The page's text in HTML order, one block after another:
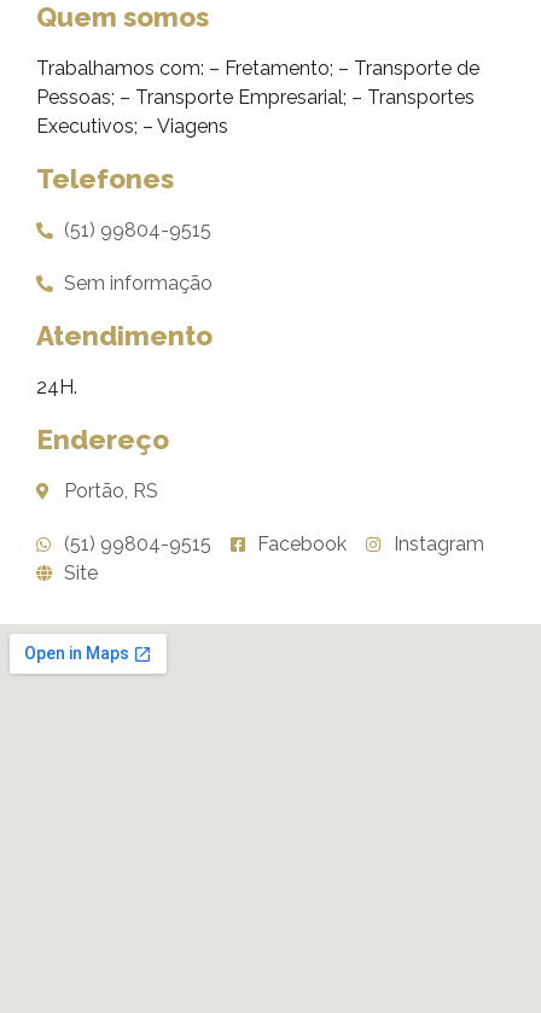
Quem somos
Trabalhamos com: – Fretamento; – Transporte de
Pessoas; – Transporte Empresarial; – Transportes
Executivos; – Viagens
Telefones
(51) 99804-9515
Sem informação
Atendimento
24H.
Endereço
Portão, RS
(51) 99804-9515 Facebook
Instagram
Site